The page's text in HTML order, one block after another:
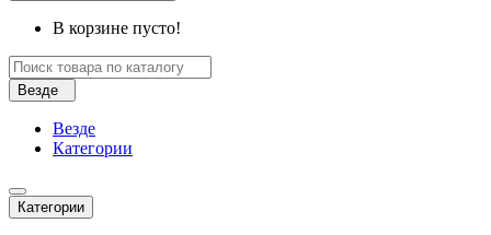
В корзине пусто!
Везде
Везде
Категории
Категории